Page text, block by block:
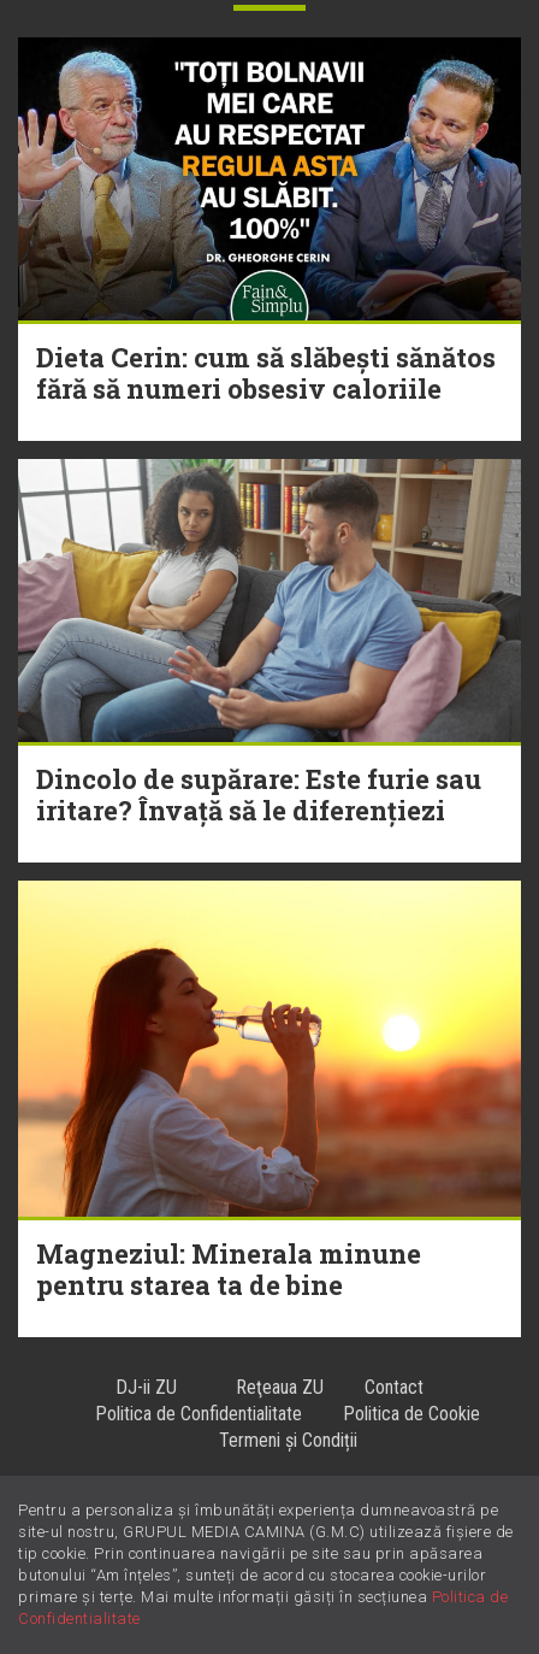
Dieta Cerin: cum să slăbești sănătos
fără să numeri obsesiv caloriile
Dincolo de supărare: Este furie sau
iritare? Învață să le diferențiezi
Magneziul: Minerala minune
pentru starea ta de bine
DJ-ii ZU Reţeaua ZU
Contact
Politica de Confidentialitate
Politica de Cookie
Termeni și Condiții
Hiturile se ascultă la !
Pentru a personaliza și îmbunătăți experiența dumneavoastră pe
site-ul nostru, GRUPUL MEDIA CAMINA (G.M.C) utilizează fișiere de
tip cookie. Prin continuarea navigării pe site sau prin apăsarea
butonului “Am înțeles”, sunteți de acord cu stocarea cookie-urilor
primare și terțe. Mai multe informații găsiți în secțiunea Politica de
Confidentialitate